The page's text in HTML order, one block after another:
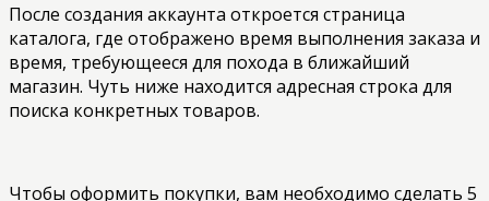
После создания аккаунта откроется страница
каталога, где отображено время выполнения заказа и
время, требующееся для похода в ближайший
магазин. Чуть ниже находится адресная строка для
поиска конкретных товаров.
Чтобы оформить покупки, вам необходимо сделать 5